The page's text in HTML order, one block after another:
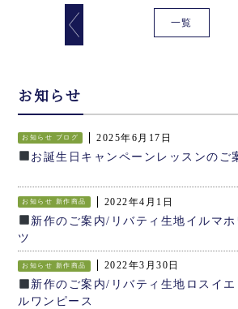
一覧
お知らせ
お知らせ ブログ 2025年6月17日
お誕生日キャンペーンレッスンのご
お知らせ 新作商品 2022年4月1日
新作のご案内/リバティ生地イルマ
ツ
お知らせ 新作商品 2022年3月30日
新作のご案内/リバティ生地ロスイ
ルワンピース